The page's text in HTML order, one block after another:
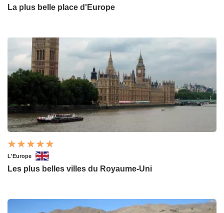
La plus belle place d'Europe
L'Europe
Les plus belles villes du Royaume-Uni